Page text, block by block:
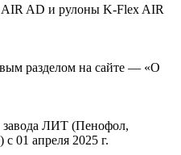
AD и рулоны K-Flex AIR
разделом на сайте — «О
ЛИТ (Пенофол,
01 апреля 2025 г.